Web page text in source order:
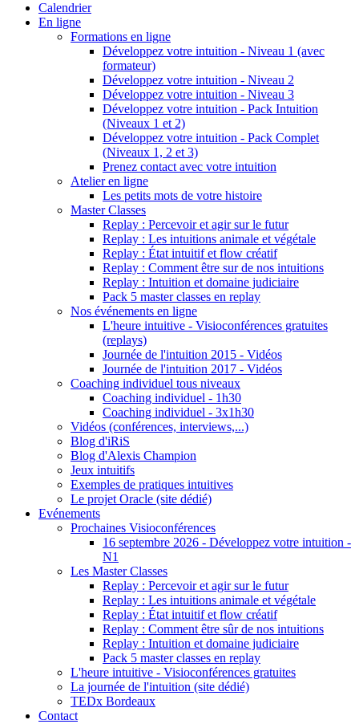
Calendrier
En ligne
Formations en ligne
Développez votre intuition - Niveau 1 (avec
formateur)
Développez votre intuition - Niveau 2
Développez votre intuition - Niveau 3
Développez votre intuition - Pack Intuition
(Niveaux 1 et 2)
Développez votre intuition - Pack Complet
(Niveaux 1, 2 et 3)
Prenez contact avec votre intuition
Atelier en ligne
Les petits mots de votre histoire
Master Classes
Replay : Percevoir et agir sur le futur
Replay : Les intuitions animale et végétale
Replay : État intuitif et flow créatif
Replay : Comment être sur de nos intuitions
Replay : Intuition et domaine judiciaire
Pack 5 master classes en replay
Nos événements en ligne
L'heure intuitive - Visioconférences gratuites
(replays)
Journée de l'intuition 2015 - Vidéos
Journée de l'intuition 2017 - Vidéos
Coaching individuel tous niveaux
Coaching individuel - 1h30
Coaching individuel - 3x1h30
Vidéos (conférences, interviews,...)
Blog d'iRiS
Blog d'Alexis Champion
Jeux intuitifs
Exemples de pratiques intuitives
Le projet Oracle (site dédié)
Evénements
Prochaines Visioconférences
16 septembre 2026 - Développez votre intuition -
N1
Les Master Classes
Replay : Percevoir et agir sur le futur
Replay : Les intuitions animale et végétale
Replay : État intuitif et flow créatif
Replay : Comment être sûr de nos intuitions
Replay : Intuition et domaine judiciaire
Pack 5 master classes en replay
L'heure intuitive - Visioconférences gratuites
La journée de l'intuition (site dédié)
TEDx Bordeaux
Contact